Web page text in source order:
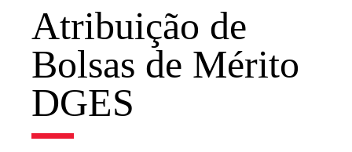
Atribuição de
Bolsas de Mérito
DGES